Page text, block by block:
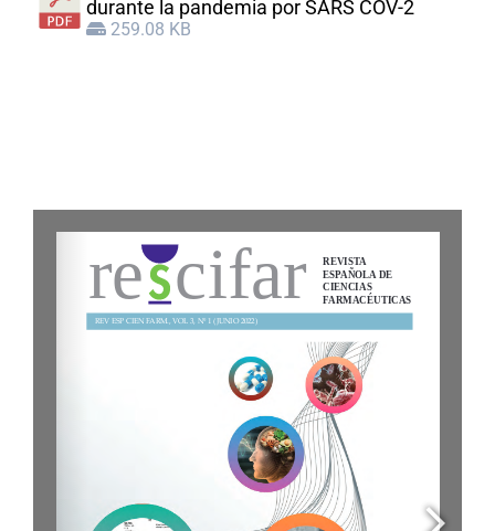
durante la pandemia por SARS COV-2
259.08 KB